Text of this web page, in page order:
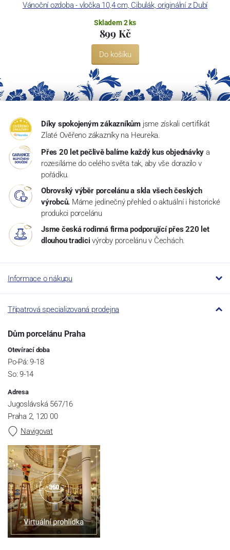
Vánoční ozdoba - vločka 10,4 cm, Cibulák, originální z Dubí
Skladem 2 ks
899 Kč
Do košíku
Díky spokojeným zákazníkům jsme získali certifikát
Zlaté Ověřeno zákazníky na Heureka.
Přes 20 let pečlivě balíme každý kus objednávky a
rozesíláme do celého světa tak, aby vše dorazilo v
pořádku.
Obrovský výběr porcelánu a skla všech českých
výrobců. Máme jedinečný přehled o aktuální i historické
produkci porcelánu
Jsme česká rodinná firma podporující přes 220 let
dlouhou tradici výroby porcelánu v Čechách.
Informace o nákupu
Třípatrová specializovaná prodejna
Dům porcelánu Praha
Otevírací doba
Po-Pá: 9-18
So: 9-14
Adresa
Jugoslávská 567/16
Praha 2, 120 00
Navigovat